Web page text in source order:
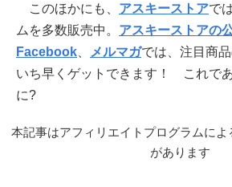
このほかにも、 アスキーストアで
ムを多数販売中。 アスキーストアの
Facebook
メルマガでは、注目商
いち早くゲットできます！ これで
に?
本記事はアフィリエイトプログラムに
があります